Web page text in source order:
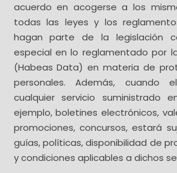
acuerdo en acogerse a los
todas las leyes y los
hagan parte de la legislación
especial en lo reglamentado por la
(Habeas Data) en materia de
personales. Además, cuando
cualquier servicio suministrado
ejemplo, boletines electrónicos,
promociones, concursos, estará
guías, políticas, disponibilidad de
y condiciones aplicables a dichos